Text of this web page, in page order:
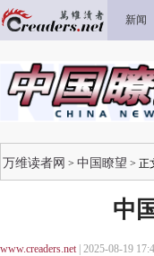
新闻
万维读者网 > 中国瞭望 > 正
中
www.creaders.net| 2025-08-19